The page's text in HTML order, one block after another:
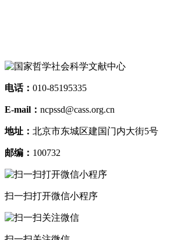
电话： 010-85195335
E-mail： ncpssd@cass.org.cn
地址： 北京市东城区建国门内大街5号
邮编： 100732
扫一扫打开微信小程序